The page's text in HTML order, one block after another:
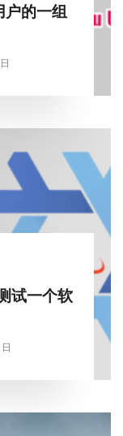
的一组
试一个软